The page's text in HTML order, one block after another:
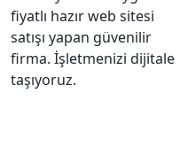
fiyatlı hazır web sitesi
satışı yapan güvenilir
firma. İşletmenizi dijitale
taşıyoruz.